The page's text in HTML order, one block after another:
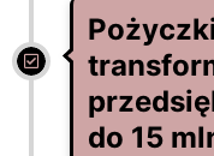
do 15